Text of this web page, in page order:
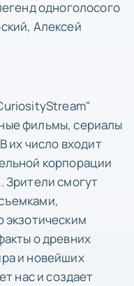
одноголосого
Алексей
фильмы, сериалы
их число входит
корпорации
Зрители смогут
экзотическим
о древних
и новейших
нас и создает